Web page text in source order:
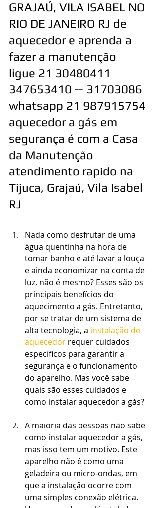
GRAJAÚ, VILA ISABEL NO
RIO DE JANEIRO RJ de
aquecedor e aprenda a
fazer a manutenção
ligue 21 30480411
347653410 -- 31703086
whatsapp 21 987915754
aquecedor a gás em
segurança é com a Casa
da Manutenção
atendimento rapido na
Tijuca, Grajaú, Vila Isabel
RJ
Nada como desfrutar de uma
água quentinha na hora de
tomar banho e até lavar a louça
e ainda economizar na conta de
luz, não é mesmo? Esses são os
principais benefícios do
aquecimento a gás. Entretanto,
por se tratar de um sistema de
alta tecnologia, a instalação de
aquecedor requer cuidados
específicos para garantir a
segurança e o funcionamento
do aparelho. Mas você sabe
quais são esses cuidados e
como instalar aquecedor a gás?
A maioria das pessoas não sabe
como instalar aquecedor a gás,
mas isso tem um motivo. Este
aparelho não é como uma
geladeira ou micro-ondas, em
que a instalação ocorre com
uma simples conexão elétrica.